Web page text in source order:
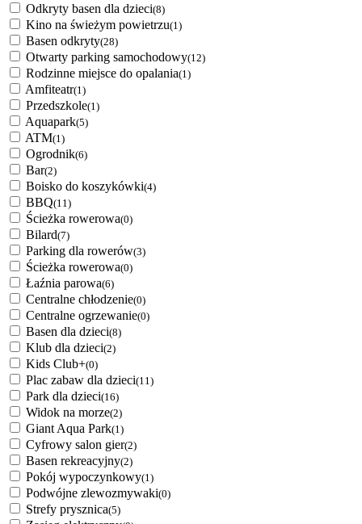
Odkryty basen dla dzieci(8)
Kino na świeżym powietrzu(1)
Basen odkryty(28)
Otwarty parking samochodowy(12)
Rodzinne miejsce do opalania(1)
Amfiteatr(1)
Przedszkole(1)
Aquapark(5)
ATM(1)
Ogrodnik(6)
Bar(2)
Boisko do koszykówki(4)
BBQ(11)
Ścieżka rowerowa(0)
Bilard(7)
Parking dla rowerów(3)
Ścieżka rowerowa(0)
Łaźnia parowa(6)
Centralne chłodzenie(0)
Centralne ogrzewanie(0)
Basen dla dzieci(8)
Klub dla dzieci(2)
Kids Club+(0)
Plac zabaw dla dzieci(11)
Park dla dzieci(16)
Widok na morze(2)
Giant Aqua Park(1)
Cyfrowy salon gier(2)
Basen rekreacyjny(2)
Pokój wypoczynkowy(1)
Podwójne zlewozmywaki(0)
Strefy prysznica(5)